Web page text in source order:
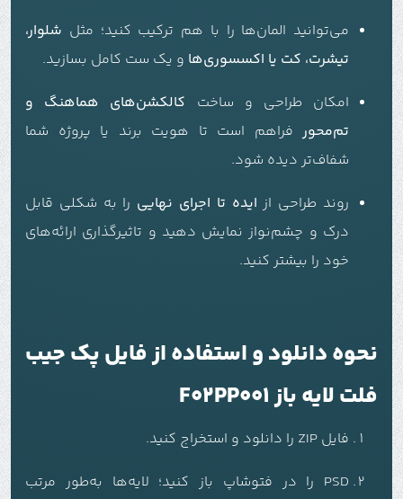
می‌توانید المان‌ها را با هم ترکیب کنید؛ مثل شلوار،
تیشرت، کت یا اکسسوری‌ها و یک ست کامل بسازید.
امکان طراحی و ساخت کالکشن‌های هماهنگ و
تم‌محور فراهم است تا هویت برند یا پروژه شما
شفاف‌تر دیده شود.
روند طراحی از ایده تا اجرای نهایی را به شکلی قابل
درک و چشم‌نواز نمایش دهید و تاثیرگذاری ارائه‌های
خود را بیشتر کنید.
نحوه دانلود و استفاده از فایل پک جیب
فلت لایه باز F02PP001
فایل ZIP را دانلود و استخراج کنید.
PSD را در فتوشاپ باز کنید؛ لایه‌ها به‌طور مرتب